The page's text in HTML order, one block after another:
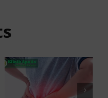
Kambuh
dan Cara
Atasinya